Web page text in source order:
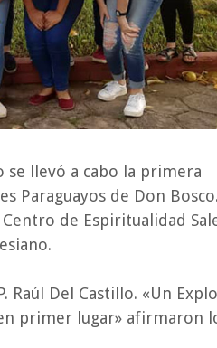
se llevó a cabo la primera
Paraguayos de Don
de Espiritualidad
Raúl Del Castillo. «Un
primer lugar» afirmaron